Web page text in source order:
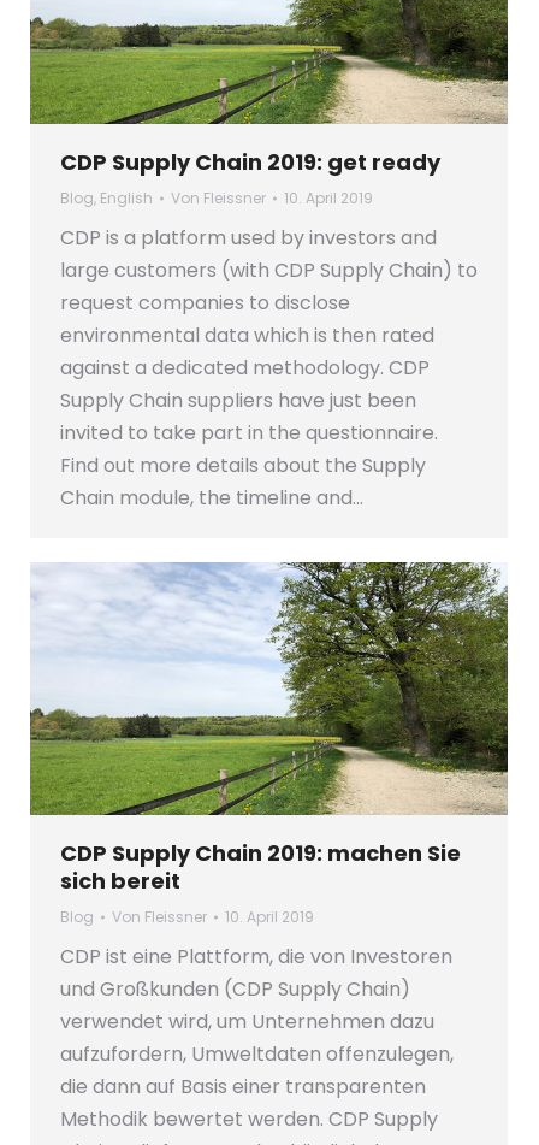
CDP Supply Chain 2019: get ready
Blog, English Von Fleissner 10. April 2019
CDP is a platform used by investors and
large customers (with CDP Supply Chain) to
request companies to disclose
environmental data which is then rated
against a dedicated methodology. CDP
Supply Chain suppliers have just been
invited to take part in the questionnaire.
Find out more details about the Supply
Chain module, the timeline and…
CDP Supply Chain 2019: machen Sie
sich bereit
Blog Von Fleissner 10. April 2019
CDP ist eine Plattform, die von Investoren
und Großkunden (CDP Supply Chain)
verwendet wird, um Unternehmen dazu
aufzufordern, Umweltdaten offenzulegen,
die dann auf Basis einer transparenten
Methodik bewertet werden. CDP Supply